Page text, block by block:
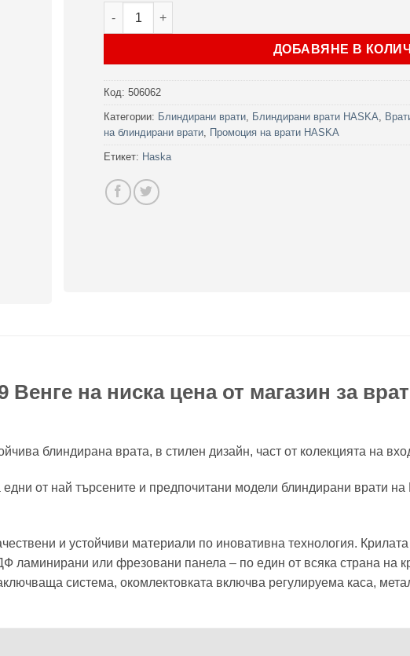
количество за Врата Haska серия StarLife модел М09
ДОБАВЯНЕ В
Код:506062
Категории: Блиндирани врати, Блиндирани врати HASKA,
на блиндирани врати, Промоция на врати HASKA
Етикет: Haska
на ниска цена от магазин за
блиндирана врата, в стилен дизайн, част от колекцията на
от най търсените и предпочитани модели блиндирани врати
и устойчиви материали по иновативна технология.
или фрезовани панела – по един от всяка страна на
система, окомлектовката включва регулируема каса,